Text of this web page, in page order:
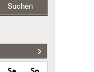
Suchen